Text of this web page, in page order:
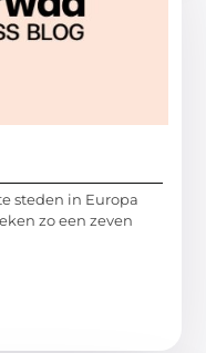
steden in Europa
zo een zeven